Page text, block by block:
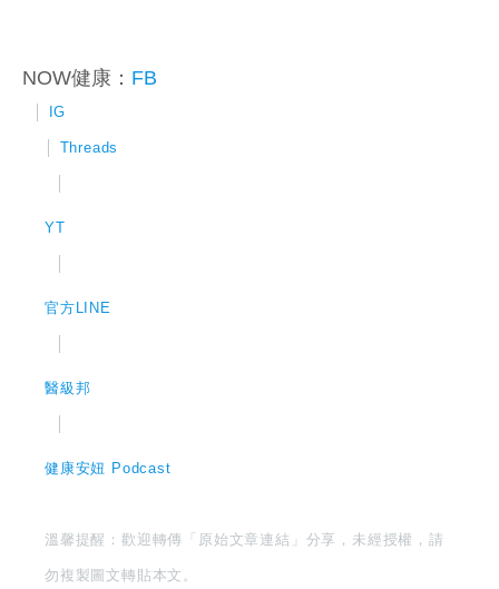
NOW健康： FB
IG
Threads
YT
官方LINE
醫級邦
健康安妞 Podcast
溫馨提醒：歡迎轉傳「原始文章連結」分享，未經授權，請
勿複製圖文轉貼本文。